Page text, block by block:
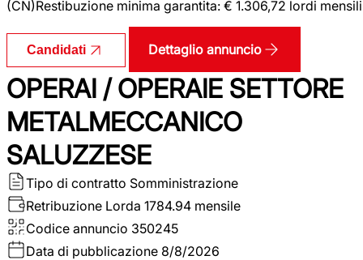
(CN)Restibuzione minima garantita: € 1.306,72 lordi mensili
Candidati Dettaglio annuncio
OPERAI / OPERAIE SETTORE
METALMECCANICO
SALUZZESE
Tipo di contratto Somministrazione
Retribuzione Lorda 1784.94 mensile
Codice annuncio 350245
Data di pubblicazione 8/8/2026